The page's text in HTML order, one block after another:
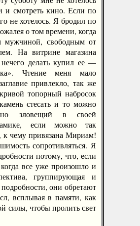
и смотреть кино. Если по
не хотелось. Я бродил по
о том времени, когда
свободным от
На витрине магазина
делать купил ее —
Чтение меня мало
привлекло, так же
топорный набросок
стесать и то можно
зловещий в своей
если можно так
к чему привязана Мириам!
сопротивляться. Я
потому, что, если
когда все уже произошло и
группирующая и
они обретают
всплывая в памяти, как
силы, чтобы пролить свет